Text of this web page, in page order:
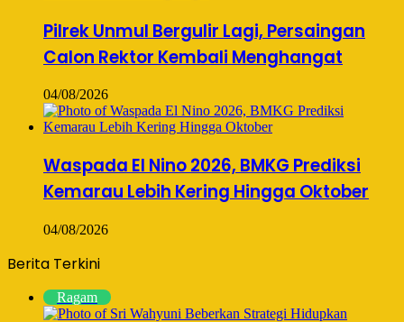
Pilrek Unmul Bergulir Lagi, Persaingan
Calon Rektor Kembali Menghangat
04/08/2026
Waspada El Nino 2026, BMKG Prediksi
Kemarau Lebih Kering Hingga Oktober
04/08/2026
Berita Terkini
Ragam